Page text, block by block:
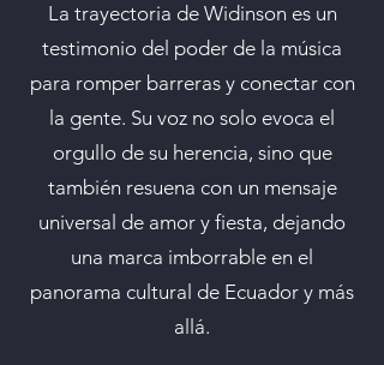
La trayectoria de Widinson es un
testimonio del poder de la música
para romper barreras y conectar con
la gente. Su voz no solo evoca el
orgullo de su herencia, sino que
también resuena con un mensaje
universal de amor y fiesta, dejando
una marca imborrable en el
panorama cultural de Ecuador y más
allá.